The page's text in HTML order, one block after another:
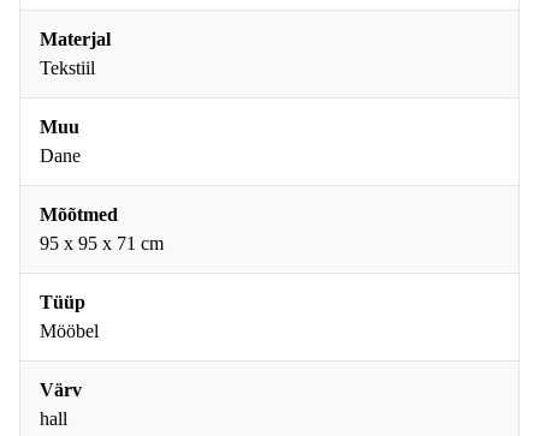
Materjal
Tekstiil
Muu
Dane
Mõõtmed
95 x 95 x 71 cm
Tüüp
Mööbel
Värv
hall